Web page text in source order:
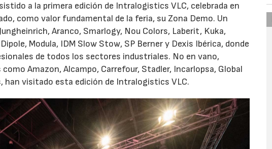
a la primera edición de Intralogistics VLC, celebrada en
como valor fundamental de la feria, su Zona Demo. Un
Aranco, Smarlogy, Nou Colors, Laberit, Kuka,
Modula, IDM Slow Stow, SP Berner y Dexis Ibérica, donde
de todos los sectores industriales. No en vano,
Amazon, Alcampo, Carrefour, Stadler, Incarlopsa, Global
han visitado esta edición de Intralogistics VLC.